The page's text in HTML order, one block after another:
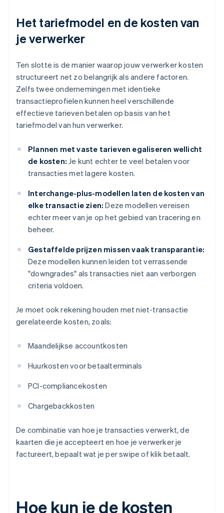
Het tariefmodel en de kosten van
je verwerker
Ten slotte is de manier waarop jouw verwerker kosten
structureert net zo belangrijk als andere factoren.
Zelfs twee ondernemingen met identieke
transactieprofielen kunnen heel verschillende
effectieve tarieven betalen op basis van het
tariefmodel van hun verwerker.
Plannen met vaste tarieven egaliseren wellicht
de kosten: Je kunt echter te veel betalen voor
transacties met lagere kosten.
Interchange-plus-modellen laten de kosten van
elke transactie zien: Deze modellen vereisen
echter meer van je op het gebied van tracering en
beheer.
Gestaffelde prijzen missen vaak transparantie:
Deze modellen kunnen leiden tot verrassende
"downgrades" als transacties niet aan verborgen
criteria voldoen.
Je moet ook rekening houden met niet-transactie
gerelateerde kosten, zoals:
Maandelijkse accountkosten
Huurkosten voor betaalterminals
PCI-compliancekosten
Chargebackkosten
De combinatie van hoe je transacties verwerkt, de
kaarten die je accepteert en hoe je verwerker je
factureert, bepaalt wat je per swipe of klik betaalt.
Hoe kun je de kosten